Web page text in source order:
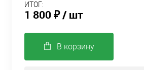
ИТОГ:
1 800 ₽/ шт
В корзину